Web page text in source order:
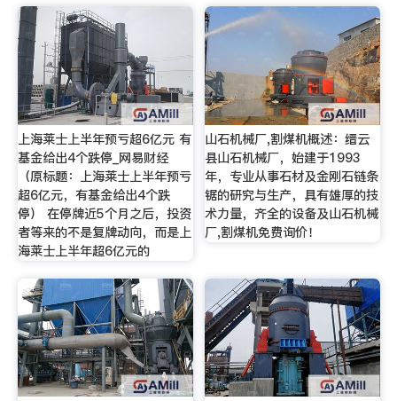
上海莱士上半年预亏超6亿元 有
基金给出4个跌停_网易财经
（原标题：上海莱士上半年预亏
超6亿元，有基金给出4个跌
停） 在停牌近5个月之后，投资
者等来的不是复牌动向，而是上
海莱士上半年超6亿元的
山石机械厂,割煤机概述：缙云
县山石机械厂，始建于1993
年，专业从事石材及金刚石链条
锯的研究与生产，具有雄厚的技
术力量，齐全的设备及山石机械
厂,割煤机免费询价！